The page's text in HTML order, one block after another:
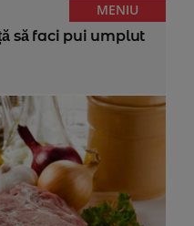
MENIU
să faci pui umplut